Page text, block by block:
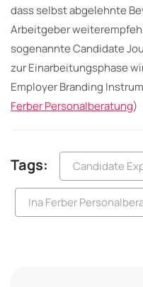
dass selbst abgelehnte
Arbeitgeber
sogenannte Candidate
zur Einarbeitungsphase
Employer Branding
Ferber Personalberatung)
Tags: Candidate
Ina Ferber